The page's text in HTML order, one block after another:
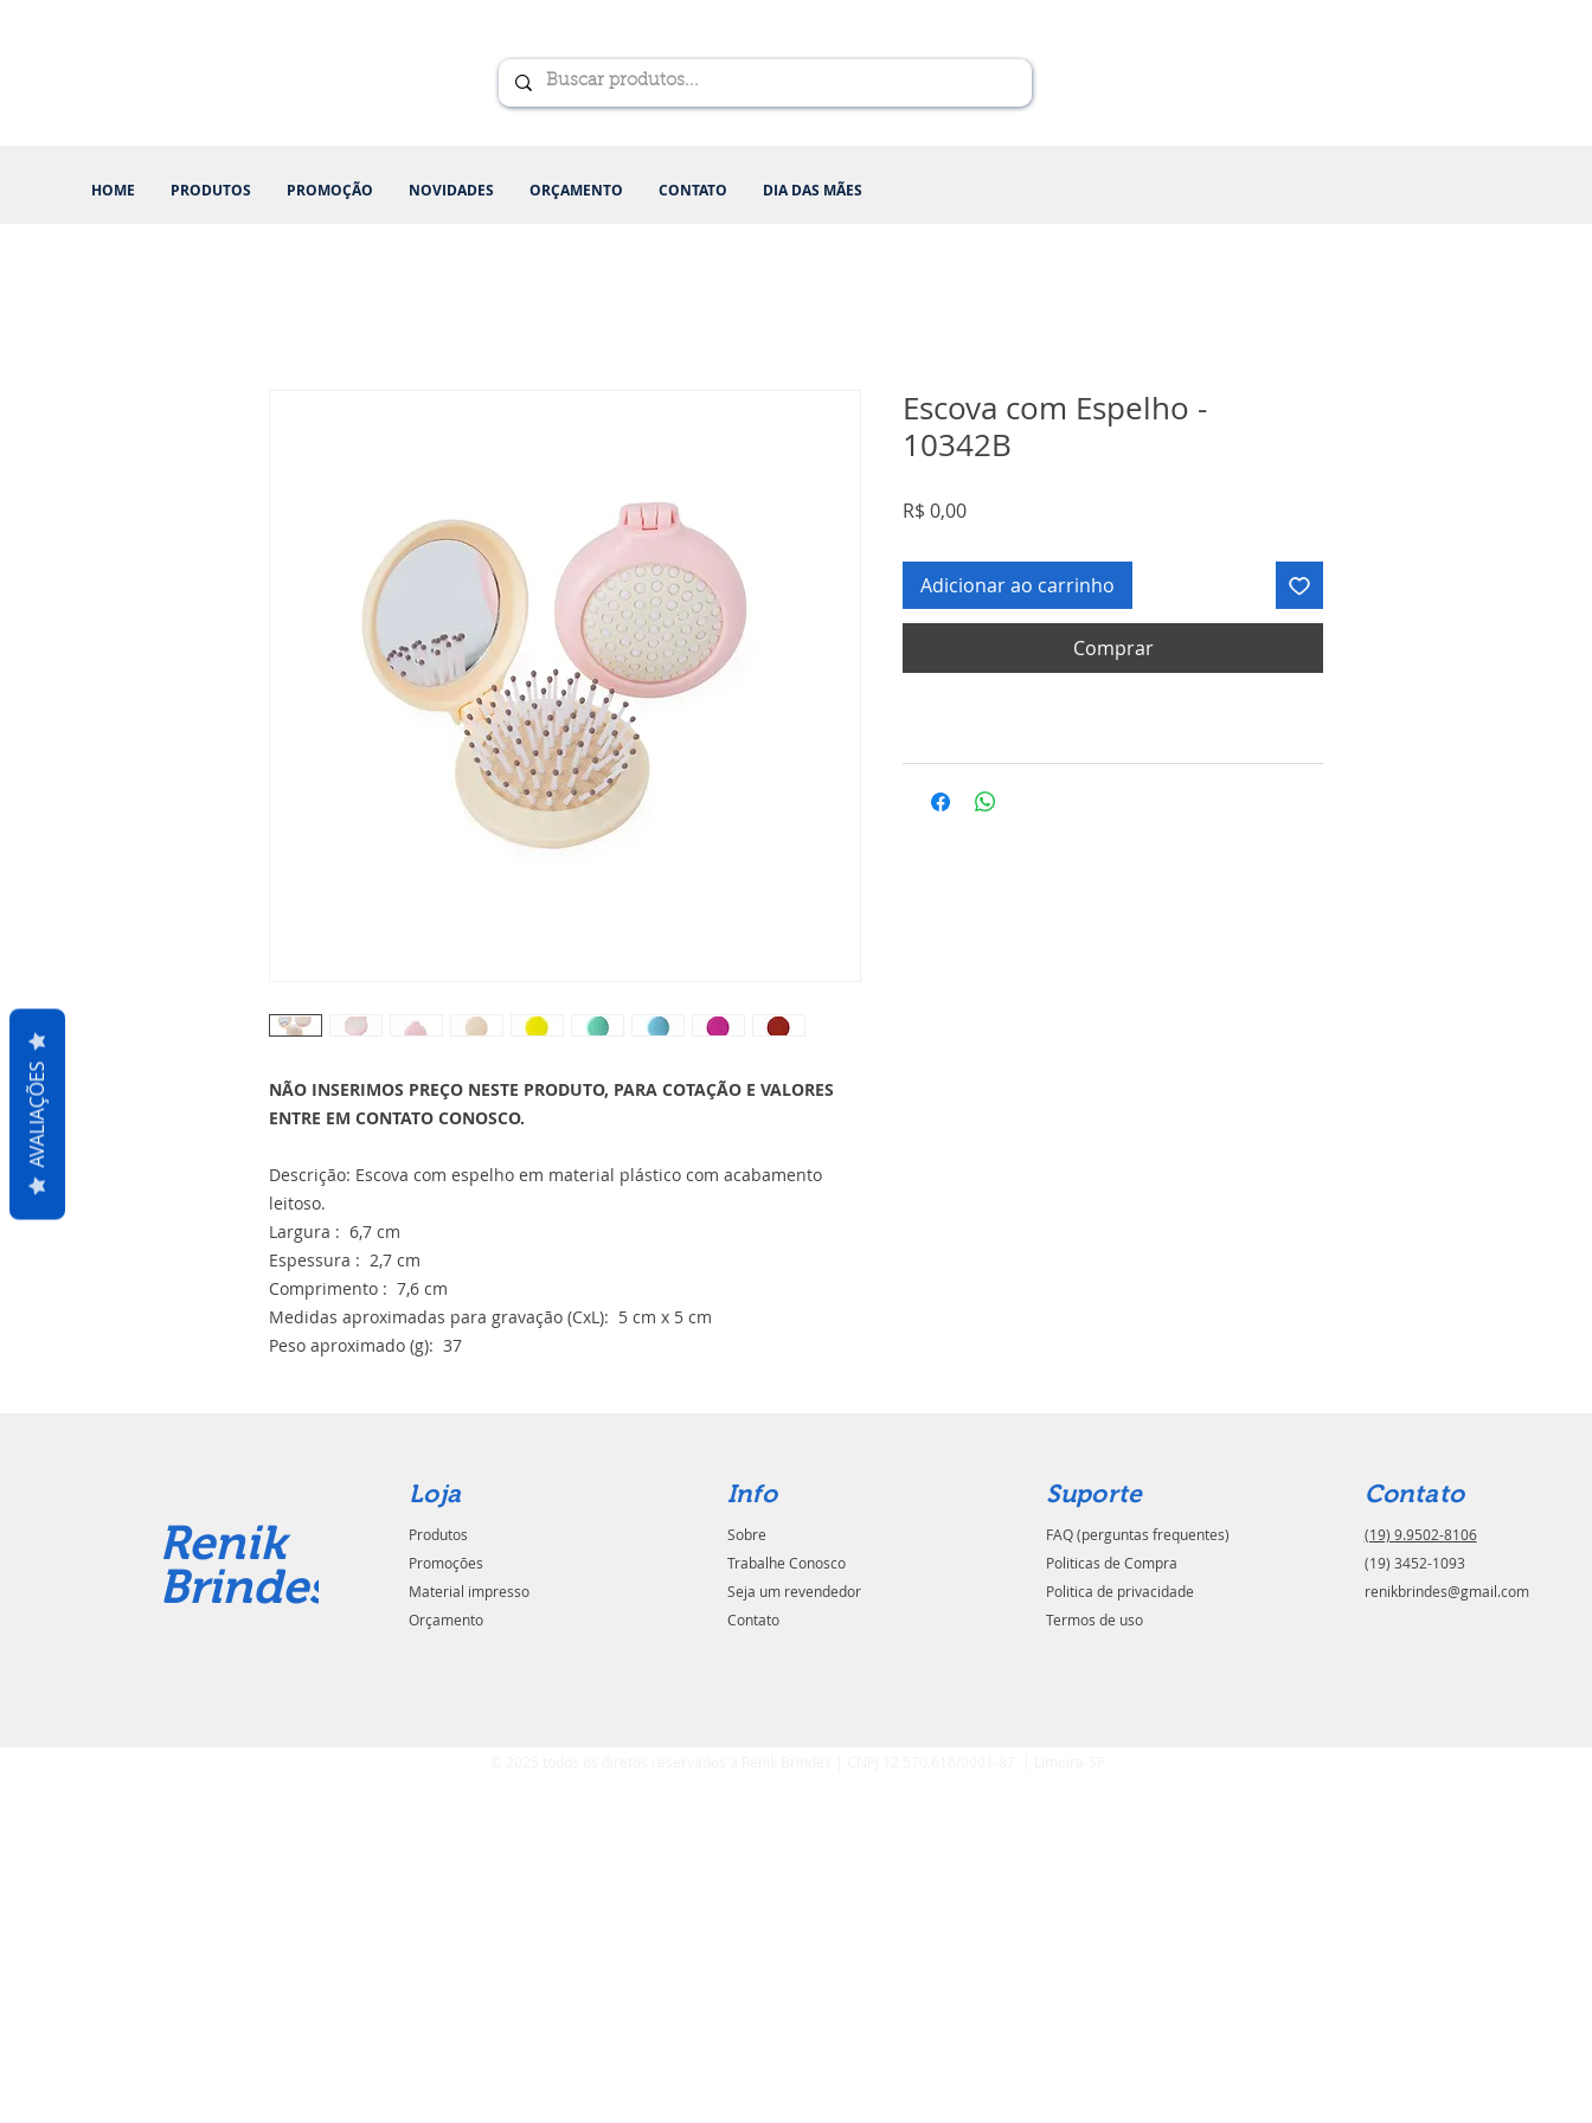
HOME PRODUTOS PROMOÇÃO NOVIDADES ORÇAMENTO CONTATO DIA DAS MÃES
NÃO INSERIMOS PREÇO NESTE PRODUTO, PARA COTAÇÃO E VALORES
ENTRE EM CONTATO CONOSCO.
Descrição: Escova com espelho em material plástico com acabamento
leitoso.
Largura : 6,7 cm
Espessura : 2,7 cm
Comprimento : 7,6 cm
Medidas aproximadas para gravação (CxL): 5 cm x 5 cm
Peso aproximado (g): 37
Escova com Espelho -
10342B
R$ 0,00Preço
Adicionar ao carrinho
Comprar
Renik
Brindes
Loja
Produtos
Promoções
Material impresso
Orçamento
Info
Sobre
Trabalhe Conosco
Seja um revendedor
Contato
Suporte
FAQ (perguntas frequentes)
Politicas de Compra
Politica de privacidade
Termos de uso
Contato
(19) 9.9502-8106
(19) 3452-1093
renikbrindes@gmail.com
AVALIAÇÕES